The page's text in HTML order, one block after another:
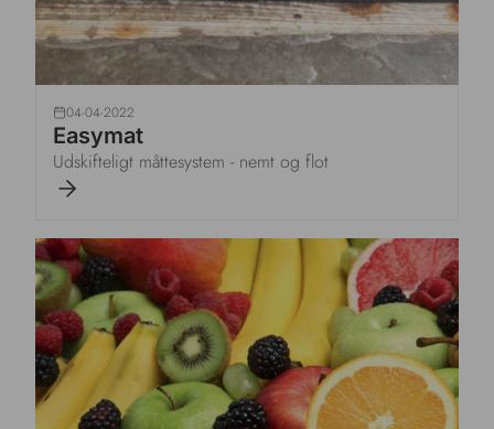
04-04-2022
Easymat
Udskifteligt måttesystem - nemt og flot